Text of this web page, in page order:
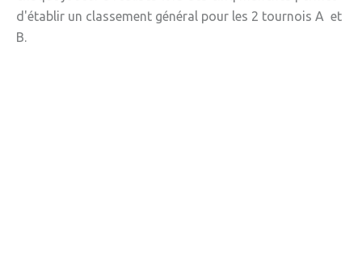
» Ecoles
d'établir un classement général pour les 2 tournois A et
B.